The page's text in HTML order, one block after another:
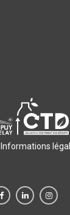
Informations